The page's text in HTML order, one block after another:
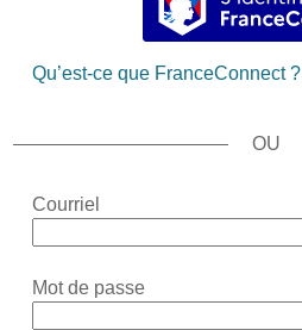
Qu’est-ce que FranceConnect ?
Courriel
Mot de passe